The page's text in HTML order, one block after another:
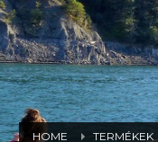
HOME TERMÉKEK